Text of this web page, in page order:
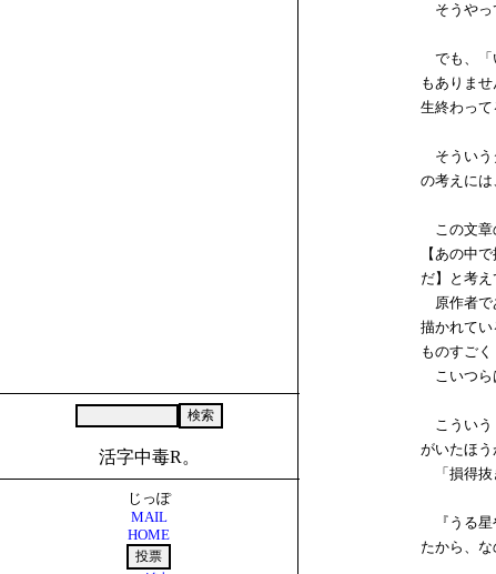
活字中毒R。
じっぽ
MAIL
HOME
そうやっ
でも、「
もありま
生終わって
そういう
の考えには
この文章
【あの中
だ】と考
原作者で
描かれてい
ものすご
こいつら
こういう
がいたほう
「損得抜
『うる星
たから、